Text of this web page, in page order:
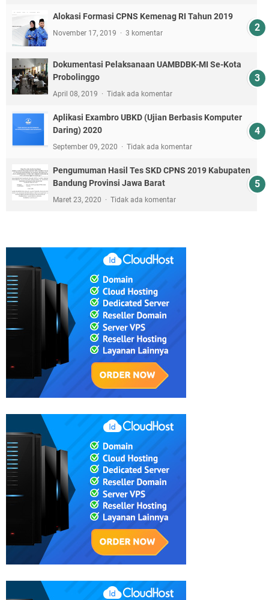
Alokasi Formasi CPNS Kemenag RI Tahun 2019
November 17, 2019 3 komentar
Dokumentasi Pelaksanaan UAMBDBK-MI Se-Kota
Probolinggo
April 08, 2019 Tidak ada komentar
Aplikasi Exambro UBKD (Ujian Berbasis Komputer
Daring) 2020
September 09, 2020 Tidak ada komentar
Pengumuman Hasil Tes SKD CPNS 2019 Kabupaten
Bandung Provinsi Jawa Barat
Maret 23, 2020 Tidak ada komentar